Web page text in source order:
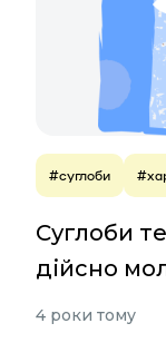
#суглоби
Суглоби
дійсно
4 роки тому